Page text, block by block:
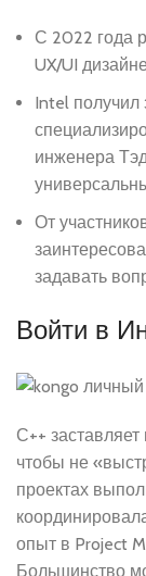
С 2022 года
UX/UI
Intel получил
инженера
От
задавать
Войти в
С++
чтобы не
проектах
опыт в Project
Большинство